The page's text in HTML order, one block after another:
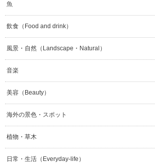
魚
飲食（Food and drink）
風景・自然（Landscape・Natural）
音楽
美容（Beauty）
海外の景色・スポット
植物・草木
日常・生活（Everyday-life）